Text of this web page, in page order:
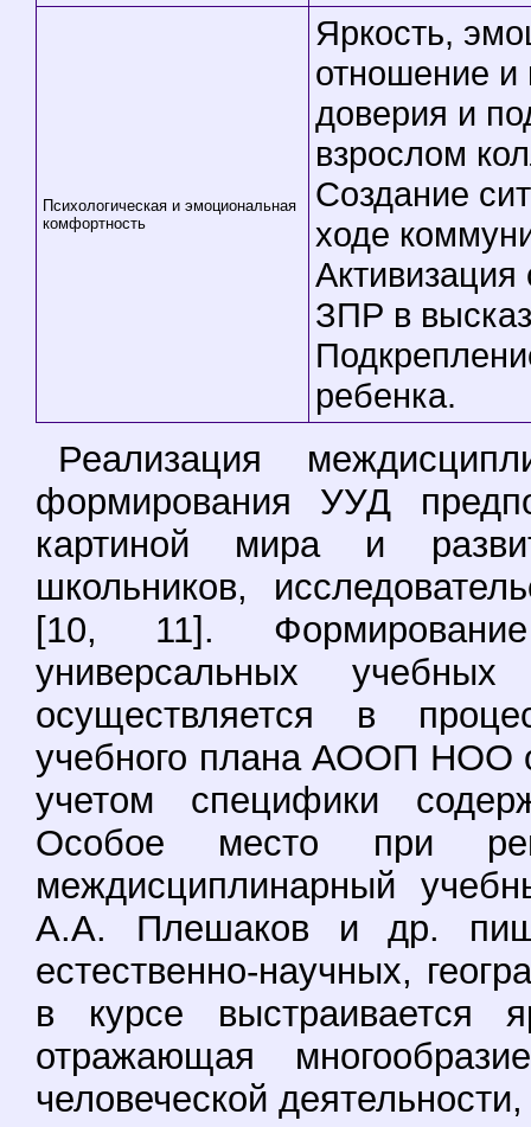
Психологическая и эмоциональная
комфортность
Яркость,
отношение
доверия и
взрослом
Создание
ходе
ЗПР в
ребенка.
Реализация
формирования УУД
картиной мира и
школьников,
[10, 11]. Формирование
универсальных
осуществляется в
учебного плана АООП НОО
учетом специфики
Особое место при
междисциплинарный
А.А. Плешаков и др.
естественно-научных,
в курсе выстраивается
отражающая
человеческой